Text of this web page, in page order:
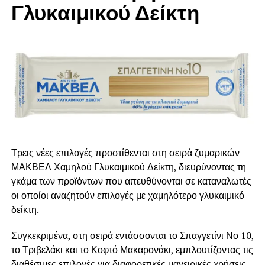
ζυμαρικά και τη γαλοπούλα.
Ανακατεύουμε καλά σε μέτρια θερμοκρασία και
Σε κάθε μερίδα από μακαρόνια με γκοργκοντζόλα
και γαλοπούλα προσθέτουμε λίγο ψιλοκομμένο
σχοινοπρασσο και λίγη παρμεζάνα τριμμένη.
Για περισσότερες συνταγές:
UP NEXT
Βιωματικό εργαστήριο για τους μικρούς μας
φίλους με θέμα την υγιεινή διατροφή
DON'T MISS
«Επιστημονικά Μαγειρέματα»
Γλυκαιμικού Δείκτη
Τρεις νέες επιλογές προστίθενται στη σειρά ζυμαρικών
ΜΑΚΒΕΛ Χαμηλού Γλυκαιμικού Δείκτη, διευρύνοντας τη
γκάμα των προϊόντων που απευθύνονται σε καταναλωτές
οι οποίοι αναζητούν επιλογές με χαμηλότερο γλυκαιμικό
δείκτη.
Συγκεκριμένα, στη σειρά εντάσσονται το Σπαγγετίνι Νο 10,
το Τριβελάκι και το Κοφτό Μακαρονάκι, εμπλουτίζοντας τις